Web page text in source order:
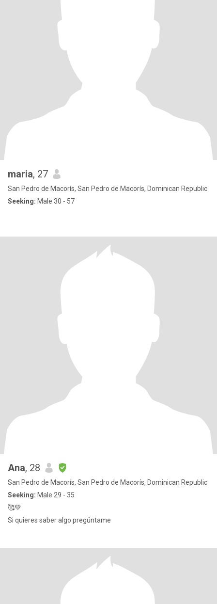
maria, 27
San Pedro de Macorís, San Pedro de Macorís, Dominican Republic
Seeking: Male 30 - 57
Ana, 28
San Pedro de Macorís, San Pedro de Macorís, Dominican Republic
Seeking: Male 29 - 35
🥰💚
Si quieres saber algo pregúntame